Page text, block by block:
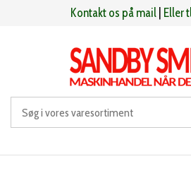
Kontakt os på mail Eller
Sandby smeden